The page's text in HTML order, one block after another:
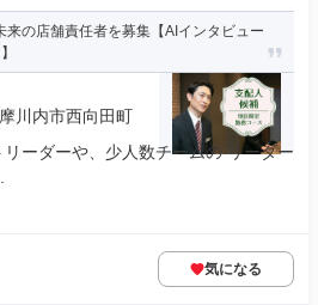
来の店舗責任者を募集【AIインタビュー
川内市西向田町
ーダーや、少人数チームの リーダー
気になる